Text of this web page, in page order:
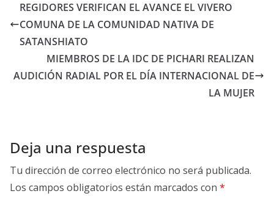
REGIDORES VERIFICAN EL AVANCE EL VIVERO
COMUNA DE LA COMUNIDAD NATIVA DE
SATANSHIATO
MIEMBROS DE LA IDC DE PICHARI REALIZAN
AUDICIÓN RADIAL POR EL DÍA INTERNACIONAL DE
LA MUJER
Deja una respuesta
Tu dirección de correo electrónico no será publicada.
Los campos obligatorios están marcados con *